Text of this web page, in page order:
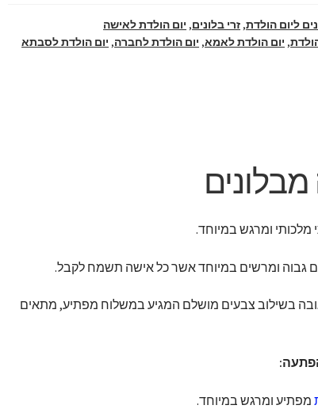
ליום הולדת, זרי בלונים, יום הולדת לאישה
, יום הולדת לאמא, יום הולדת לחברה, יום הולדת לסבתא
מלכותי ומרגש במיוחד.
גבוה ומרשים במיוחד אשר כל אישה תשמח לקבל.
בלונים גדול ובעל נוכחות כ- 1.8 גובה בשילוב צבעים מושלם המגיע במשלוח מפתיע, מתאים
מפתיע ומרגש במיוחד.